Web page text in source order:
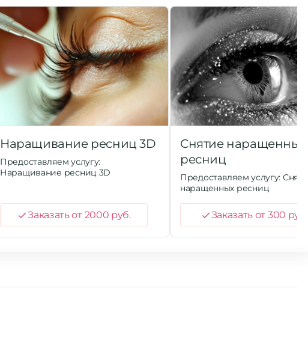
Наращивание ресниц 3D
Предоставляем услугу:
Наращивание ресниц 3D
Заказать от 2000 руб.
Снятие наращенных
ресниц
Предоставляем услугу: Снятие
наращенных ресниц
Заказать от 300 руб.